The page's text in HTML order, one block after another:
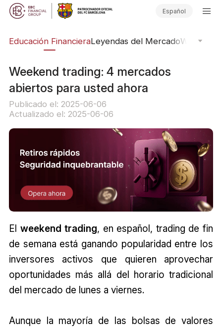
Español
Educación FinancieraLeyendas del MercadoWebinars
Weekend trading: 4 mercados
abiertos para usted ahora
Publicado el: 2025-06-06
Actualizado el: 2025-06-06
El weekend trading, en español, trading de fin
de semana está ganando popularidad entre los
inversores activos que quieren aprovechar
oportunidades más allá del horario tradicional
del mercado de lunes a viernes.
Aunque la mayoría de las bolsas de valores